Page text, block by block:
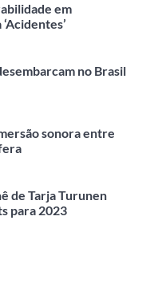
em
no Brasil
sonora entre
de Tarja Turunen
para 2023